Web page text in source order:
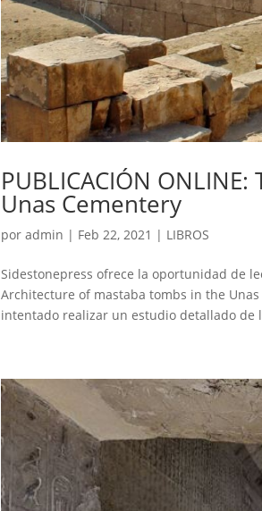
PUBLICACIÓN
Unas Cementery
poradmin | Feb 22, 2021 | LIBROS
Sidestonepress ofrece la oportunidad de
Architecture of mastaba tombs in the
intentado realizar un estudio detallado de